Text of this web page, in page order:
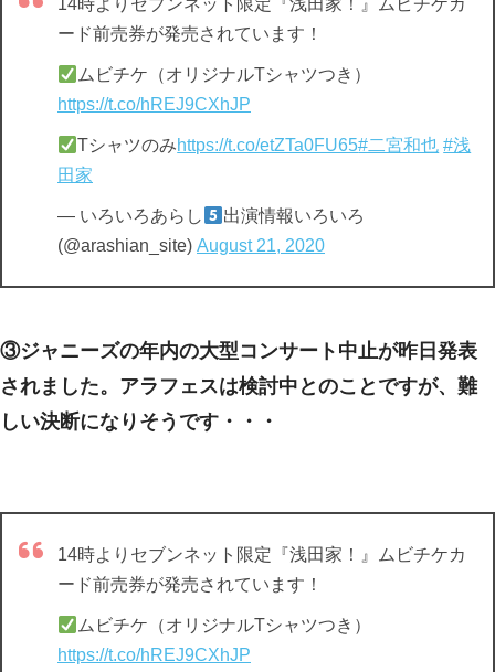
14時よりセブンネット限定『浅田家！』ムビチケカ
ード前売券が発売されています！
ムビチケ（オリジナルTシャツつき）
https://t.co/hREJ9CXhJP
Tシャツのみhttps://t.co/etZTa0FU65#二宮和也 #浅
田家
— いろいろあらし
出演情報いろいろ
(@arashian_site) August 21, 2020
③ジャニーズの年内の大型コンサート中止が昨日発表
されました。アラフェスは検討中とのことですが、難
しい決断になりそうです・・・
14時よりセブンネット限定『浅田家！』ムビチケカ
ード前売券が発売されています！
ムビチケ（オリジナルTシャツつき）
https://t.co/hREJ9CXhJP